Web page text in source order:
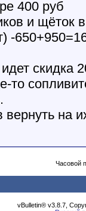
400 руб
и щёток в
-
скидка
то
вернуть на
Часовой
vBulletin® v3.8.7,